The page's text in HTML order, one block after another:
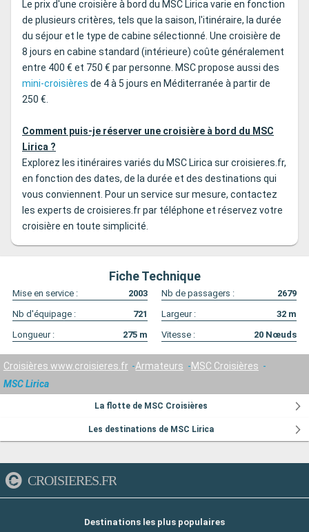
Le prix d'une croisière à bord du MSC Lirica varie en fonction
de plusieurs critères, tels que la saison, l'itinéraire, la durée
du séjour et le type de cabine sélectionné. Une croisière de
8 jours en cabine standard (intérieure) coûte généralement
entre 400 € et 750 € par personne. MSC propose aussi des
mini-croisières de 4 à 5 jours en Méditerranée à partir de
250 €.
Comment puis-je réserver une croisière à bord du MSC
Lirica ?
Explorez les itinéraires variés du MSC Lirica sur croisieres.fr,
en fonction des dates, de la durée et des destinations qui
vous conviennent. Pour un service sur mesure, contactez
les experts de croisieres.fr par téléphone et réservez votre
croisière en toute simplicité.
Fiche Technique
Mise en service : 2003 Nb de passagers :
2679
Nb d'équipage :
721 Largeur : 32 m
Longueur :
275 m Vitesse : 20 Nœuds
Croisières www.croisieres.fr Armateurs
MSC Croisières
MSC Lirica
La flotte de MSC Croisières
Les destinations de MSC Lirica
CROISIERES.FR
Destinations les plus populaires